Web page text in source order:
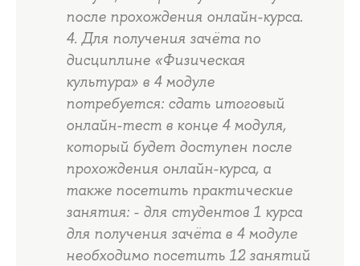
после прохождения онлайн-курса.
4. Для получения зачёта по
дисциплине «Физическая
культура» в 4 модуле
потребуется: сдать итоговый
онлайн-тест в конце 4 модуля,
который будет доступен после
прохождения онлайн-курса, а
также посетить практические
занятия: - для студентов 1 курса
для получения зачёта в 4 модуле
необходимо посетить 12 занятий